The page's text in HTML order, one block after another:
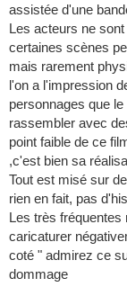
assistée d'une
Les acteurs ne
certaines scènes
mais rarement
l'on a l'impression
personnages que
rassembler avec
point faible de ce
,c'est bien sa
Tout est misé sur
rien en fait, pas
Les très fréquentes
caricaturer
coté " admirez ce
dommage